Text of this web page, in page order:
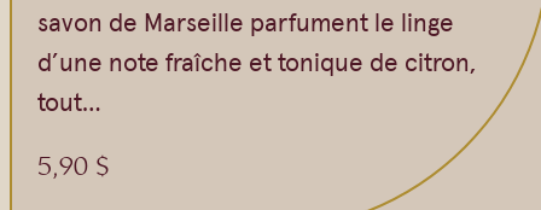
savon de Marseille parfument le linge
d’une note fraîche et tonique de citron,
tout…
5,90 $